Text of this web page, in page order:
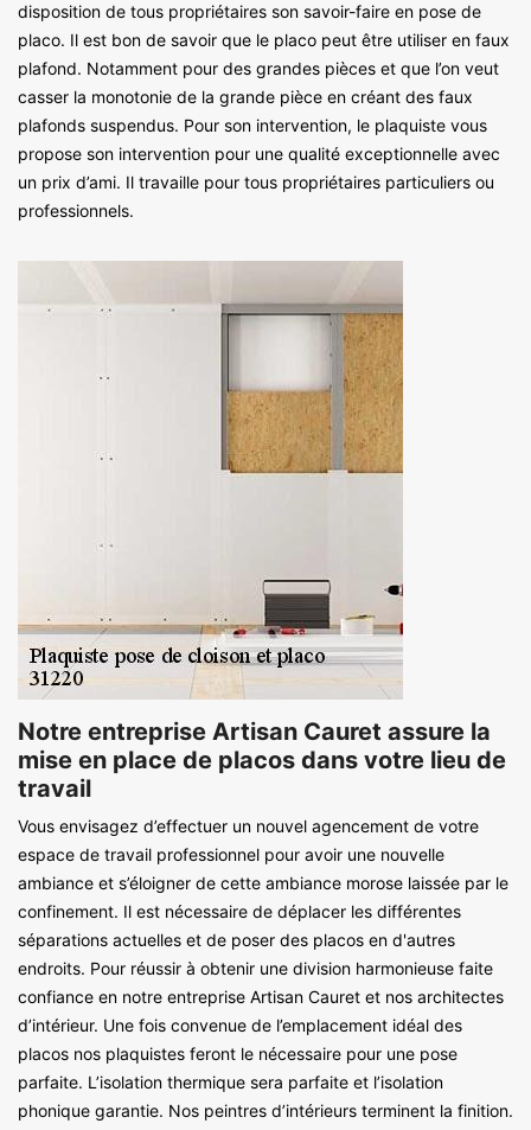
disposition de tous propriétaires son savoir-faire en pose de
placo. Il est bon de savoir que le placo peut être utiliser en faux
plafond. Notamment pour des grandes pièces et que l’on veut
casser la monotonie de la grande pièce en créant des faux
plafonds suspendus. Pour son intervention, le plaquiste vous
propose son intervention pour une qualité exceptionnelle avec
un prix d’ami. Il travaille pour tous propriétaires particuliers ou
professionnels.
Notre entreprise Artisan Cauret assure la
mise en place de placos dans votre lieu de
travail
Vous envisagez d’effectuer un nouvel agencement de votre
espace de travail professionnel pour avoir une nouvelle
ambiance et s’éloigner de cette ambiance morose laissée par le
confinement. Il est nécessaire de déplacer les différentes
séparations actuelles et de poser des placos en d'autres
endroits. Pour réussir à obtenir une division harmonieuse faite
confiance en notre entreprise Artisan Cauret et nos architectes
d’intérieur. Une fois convenue de l’emplacement idéal des
placos nos plaquistes feront le nécessaire pour une pose
parfaite. L’isolation thermique sera parfaite et l’isolation
phonique garantie. Nos peintres d’intérieurs terminent la finition.